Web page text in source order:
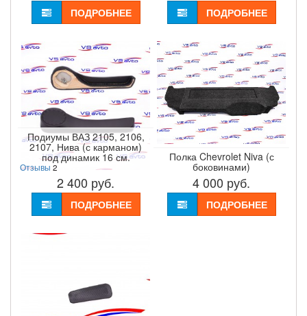
ПОДРОБНЕЕ ПОДРОБНЕЕ
Подиумы ВАЗ 2105, 2106,
2107, Нива (с карманом)
под динамик 16 см.
Отзывы 2
2 400 руб.
ПОДРОБНЕЕ
Полка Chevrolet Niva (с
боковинами)
4 000 руб.
ПОДРОБНЕЕ